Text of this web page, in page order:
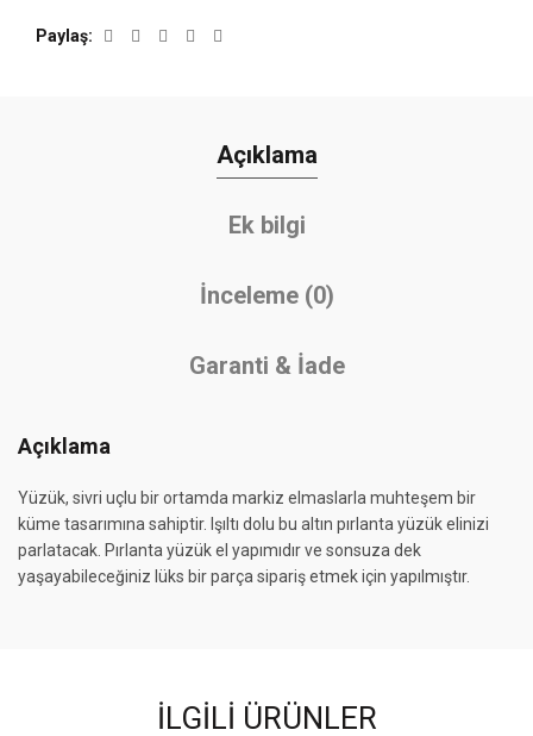
Paylaş
Açıklama
Ek bilgi
İnceleme (0)
Garanti & İade
Açıklama
Yüzük, sivri uçlu bir ortamda markiz elmaslarla muhteşem bir
küme tasarımına sahiptir. Işıltı dolu bu altın pırlanta yüzük elinizi
parlatacak. Pırlanta yüzük el yapımıdır ve sonsuza dek
yaşayabileceğiniz lüks bir parça sipariş etmek için yapılmıştır.
İLGILI ÜRÜNLER